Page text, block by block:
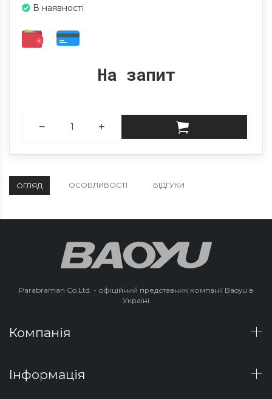
В наявності
На запит
ОГЛЯД ОСОБЛИВОСТІ ВІДГУКИ
Parabraman Co.Ltd. - офіційний представник компанії Baoyu в
Україні
Компанія
Інформація